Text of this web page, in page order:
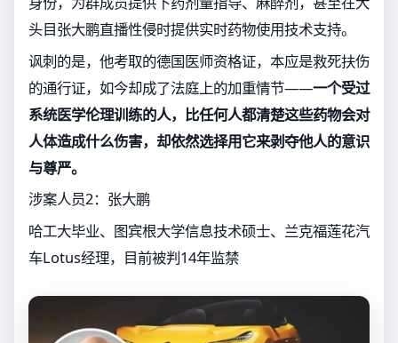
头目张大鹏直播性侵时提供实时药物使用技术支持。
讽刺的是，他考取的德国医师资格证，本应是救死扶伤
的通行证，如今却成了法庭上的加重情节——一个受过
系统医学伦理训练的人，比任何人都清楚这些药物会对
人体造成什么伤害，却依然选择用它来剥夺他人的意识
与尊严。
涉案人员2：张大鹏
哈工大毕业、图宾根大学信息技术硕士、兰克福莲花汽
车Lotus经理，目前被判14年监禁